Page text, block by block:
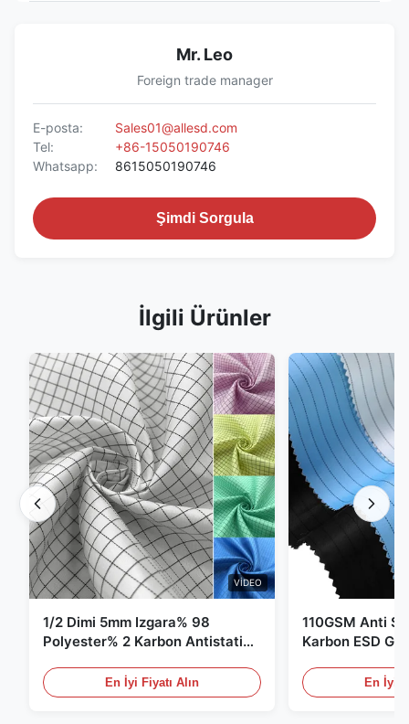
Mr. Leo
Foreign trade manager
E-posta:
Sales01@allesd.com
Tel:
+86-15050190746
Whatsapp:
8615050190746
Şimdi Sorgula
İlgili Ürünler
VIDEO
1/2 Dimi 5mm Izgara% 98
Polyester% 2 Karbon Antistatik
En İyi Fiyatı Alın
110GSM Anti
Karbon ESD
En İyi